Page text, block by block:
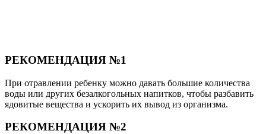
РЕКОМЕНДАЦИЯ №1
При отравлении ребенку можно давать большие количества
воды или других безалкогольных напитков, чтобы разбавить
ядовитые вещества и ускорить их вывод из организма.
РЕКОМЕНДАЦИЯ №2